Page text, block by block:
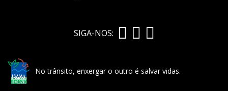
SIGA-NOS:
No trânsito, enxergar o outro é salvar vidas.